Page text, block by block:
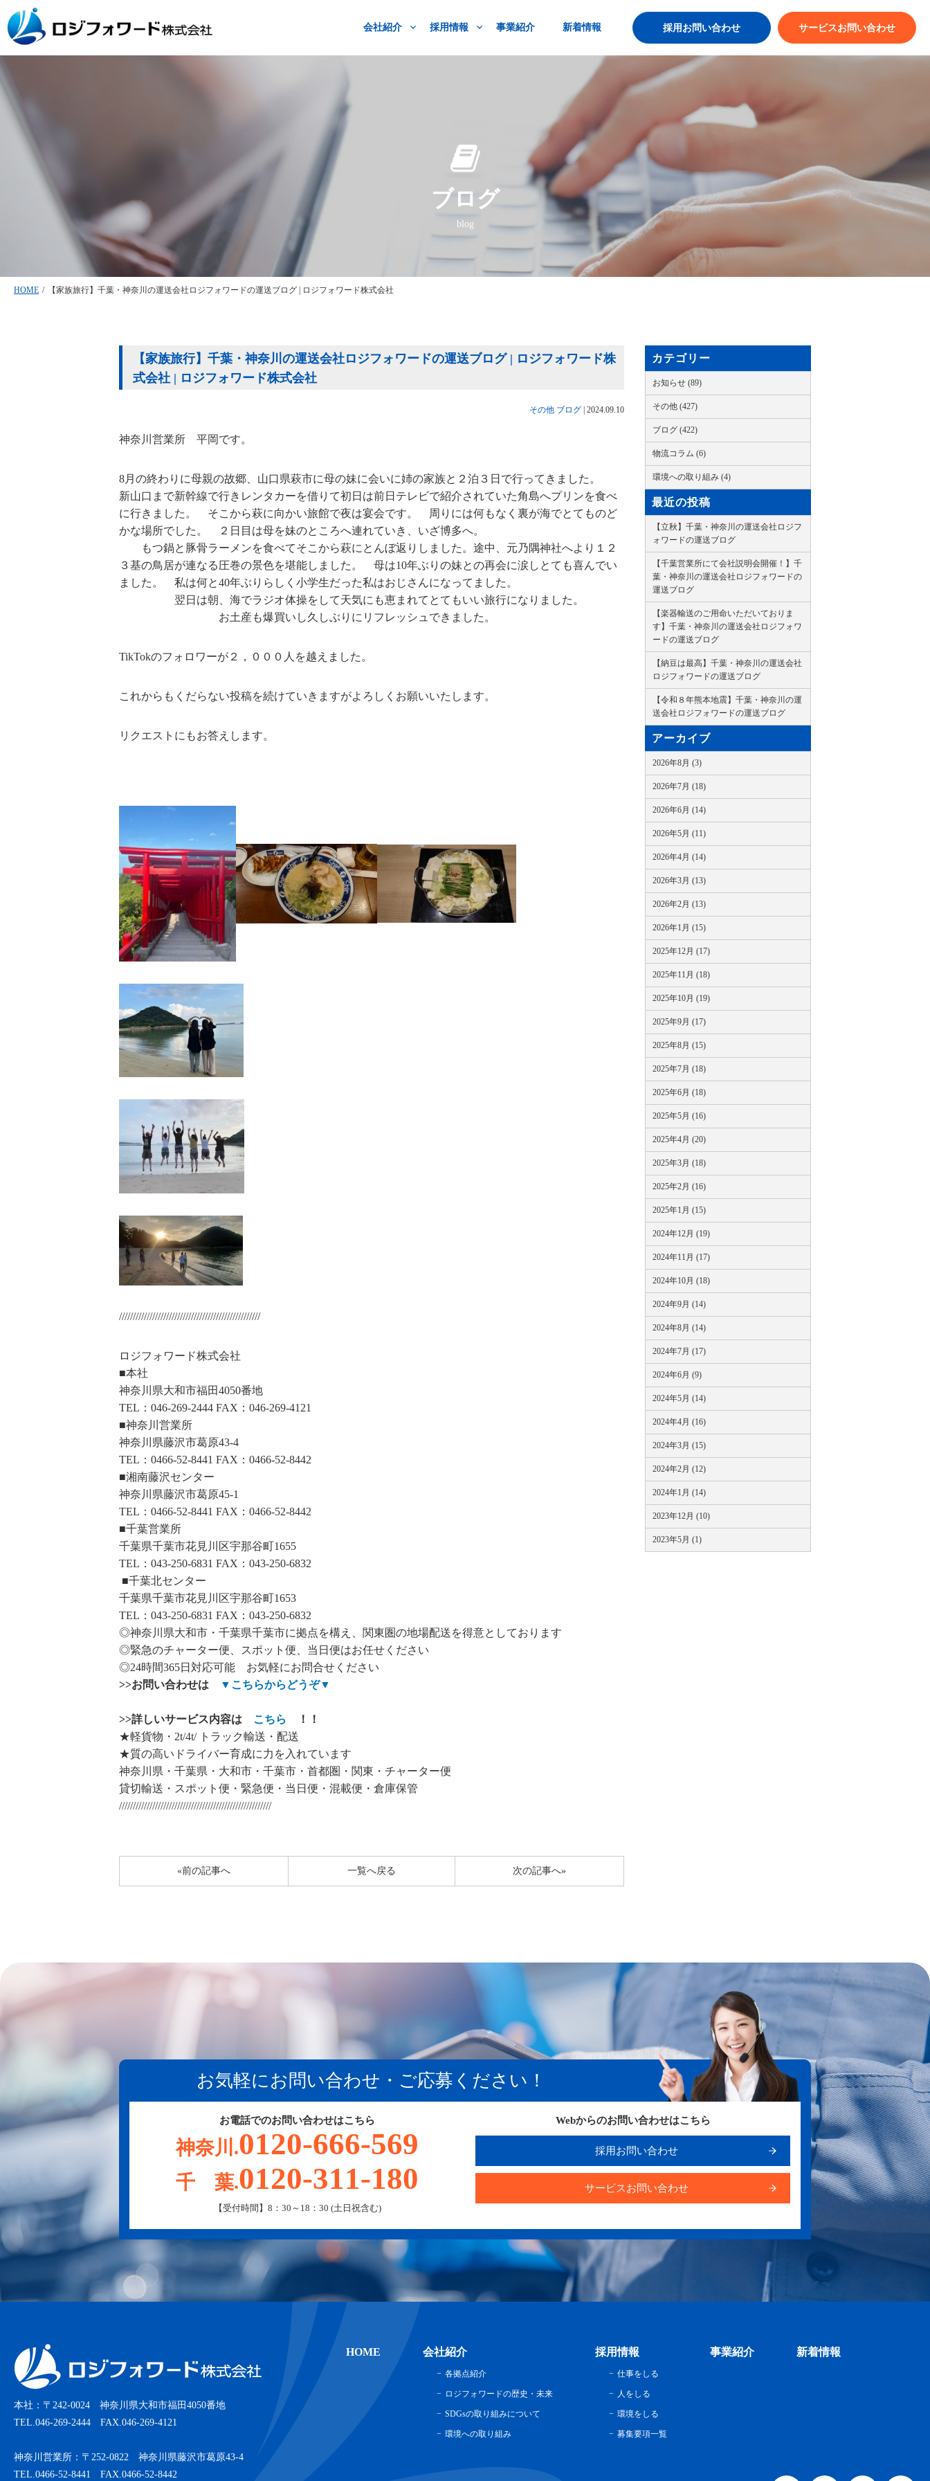
会社紹介 採用情報 事業紹介 新着情報 採用お問い合わせ サービスお問い合わせ
ブログ
blog
HOME / 【家族旅行】千葉・神奈川の運送会社ロジフォワードの運送ブログ | ロジフォワード株式会社
【家族旅行】千葉・神奈川の運送会社ロジフォワードの運送ブログ | ロジフォワード株
式会社 | ロジフォワード株式会社
その他 ブログ 2024.09.10
神奈川営業所 平岡です。
8月の終わりに母親の故郷、山口県萩市に母の妹に会いに姉の家族と２泊３日で行ってきました。
新山口まで新幹線で行きレンタカーを借りて初日は前日テレビで紹介されていた角島へプリンを食べ
に行きました。 そこから萩に向かい旅館で夜は宴会です。 周りには何もなく裏が海でとてものど
かな場所でした。 ２日目は母を妹のところへ連れていき、いざ博多へ。
もつ鍋と豚骨ラーメンを食べてそこから萩にとんぼ返りしました。途中、元乃隅神社へより１２
３基の鳥居が連なる圧巻の景色を堪能しました。 母は10年ぶりの妹との再会に涙しとても喜んでい
ました。 私は何と40年ぶりらしく小学生だった私はおじさんになってました。
翌日は朝、海でラジオ体操をして天気にも恵まれてとてもいい旅行になりました。
お土産も爆買いし久しぶりにリフレッシュできました。
TikTokのフォロワーが２，０００人を越えました。
これからもくだらない投稿を続けていきますがよろしくお願いいたします。
リクエストにもお答えします。
///////////////////////////////////////////////////
ロジフォワード株式会社
■本社
神奈川県大和市福田4050番地
TEL：046-269-2444 FAX：046-269-4121
■神奈川営業所
神奈川県藤沢市葛原43-4
TEL：0466-52-8441 FAX：0466-52-8442
■湘南藤沢センター
神奈川県藤沢市葛原45-1
TEL：0466-52-8441 FAX：0466-52-8442
■千葉営業所
千葉県千葉市花見川区宇那谷町1655
TEL：043-250-6831 FAX：043-250-6832
■千葉北センター
千葉県千葉市花見川区宇那谷町1653
TEL：043-250-6831 FAX：043-250-6832
◎神奈川県大和市・千葉県千葉市に拠点を構え、関東圏の地場配送を得意としております
◎緊急のチャーター便、スポット便、当日便はお任せください
◎24時間365日対応可能 お気軽にお問合せください
>>お問い合わせは ▼ こちらからどうぞ▼
>>詳しいサービス内容は こちら
！！
★軽貨物・2t/4t/ トラック輸送・配送
★質の高いドライバー育成に力を入れています
神奈川県・千葉県・大和市・千葉市・首都圏・関東・チャーター便
貸切輸送・スポット便・緊急便・当日便・混載便・倉庫保管
///////////////////////////////////////////////////////
«前の記事へ 次の記事へ»
一覧へ戻る
カテゴリー
お知らせ (89)
その他 (427)
ブログ (422)
物流コラム (6)
環境への取り組み (4)
最近の投稿
【立秋】千葉・神奈川の運送会社ロジフ
ォワードの運送ブログ
【千葉営業所にて会社説明会開催！】千
葉・神奈川の運送会社ロジフォワードの
運送ブログ
【楽器輸送のご用命いただいておりま
す】千葉・神奈川の運送会社ロジフォワ
ードの運送ブログ
【納豆は最高】千葉・神奈川の運送会社
ロジフォワードの運送ブログ
【令和８年熊本地震】千葉・神奈川の運
送会社ロジフォワードの運送ブログ
アーカイブ
2026年8月 (3)
2026年7月 (18)
2026年6月 (14)
2026年5月 (11)
2026年4月 (14)
2026年3月 (13)
2026年2月 (13)
2026年1月 (15)
2025年12月 (17)
2025年11月 (18)
2025年10月 (19)
2025年9月 (17)
2025年8月 (15)
2025年7月 (18)
2025年6月 (18)
2025年5月 (16)
2025年4月 (20)
2025年3月 (18)
2025年2月 (16)
2025年1月 (15)
2024年12月 (19)
2024年11月 (17)
2024年10月 (18)
2024年9月 (14)
2024年8月 (14)
2024年7月 (17)
2024年6月 (9)
2024年5月 (14)
2024年4月 (16)
2024年3月 (15)
2024年2月 (12)
2024年1月 (14)
2023年12月 (10)
2023年5月 (1)
お気軽にお問い合わせ・ご応募ください！
お電話でのお問い合わせはこちら
神奈川.0120-666-569
千 葉.0120-311-180
【受付時間】8：30～18：30 (土日祝含む)
Webからのお問い合わせはこちら
採用お問い合わせ
サービスお問い合わせ
本社：〒242-0024 神奈川県大和市福田4050番地
TEL.046-269-2444 FAX.046-269-4121
神奈川営業所：〒252-0822 神奈川県藤沢市葛原43-4
TEL.0466-52-8441 FAX.0466-52-8442
HOME 会社紹介
各拠点紹介
ロジフォワードの歴史・未来
SDGsの取り組みについて
環境への取り組み
採用情報
仕事をしる
人をしる
環境をしる
募集要項一覧
事業紹介 新着情報